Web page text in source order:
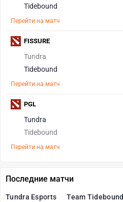
Tidebound
Перейти на матч
Tundra
Tidebound
Перейти на матч
FISSURE
Tundra
Tidebound
Перейти на матч
PGL
Последние матчи
Tundra Esports Team Tidebound